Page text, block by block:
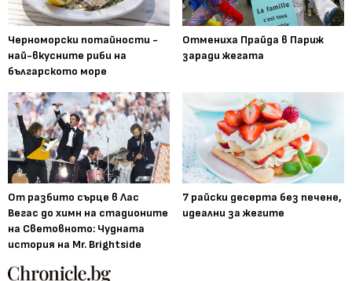
Черноморски потайности -
най-вкусните риби на
българското море
Отмениха Прайда в Париж
заради жегата
От разбито сърце в Лас
Вегас до химн на стадионите
на Световното: Чудната
история на Mr. Brightside
7 райски десерта без печене,
идеални за жегите